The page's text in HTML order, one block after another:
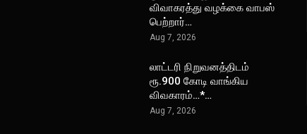
விவாகரத்து வழக்கை வாபஸ்
பெற்றார்…
Aug 7, 2026
லாட்டரி நிறுவனத்திடம்
ரூ.900 கோடி வாங்கிய
விவகாரம்…*…
Aug 7, 2026